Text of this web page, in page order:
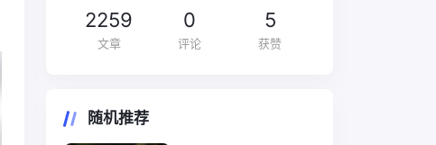
2259
文章
0
评论
5
获赞
随机推荐